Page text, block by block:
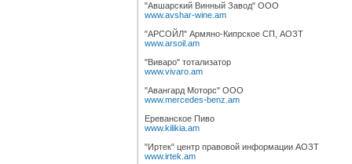
"Авшарский Винный Завод" ООО
www.avshar-wine.am
"АРСОЙЛ" Армяно-Кипрское СП, АОЗТ
www.arsoil.am
"Виваро" тотализатор
www.vivaro.am
"Авангард Моторс" ООО
www.mercedes-benz.am
Ереванское Пиво
www.kilikia.am
"Иртек" центр правовой информации АОЗТ
www.irtek.am